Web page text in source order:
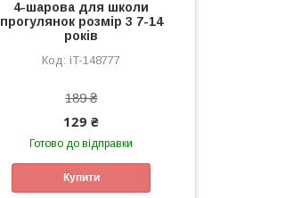
4-шарова для школи
прогулянок розмір 3 7-14
років
iT-148777
189 ₴
129 ₴
Готово до відправки
Купити